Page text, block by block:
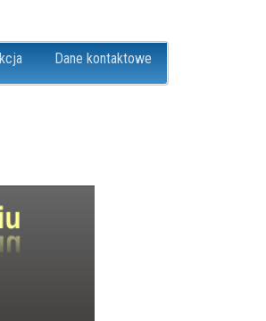
Dane kontaktowe